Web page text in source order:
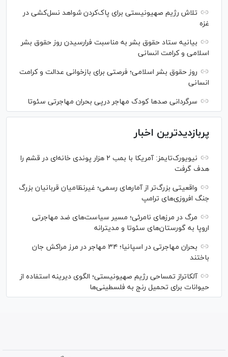
تلاش رژیم صهیونیستی برای پاک‌کردن شواهد نسل‌کشی در
غزه
بیانیه ستاد حقوق بشر به مناسبت فرارسیدن روز حقوق بشر
اسلامی و کرامت انسانی
روز حقوق بشر اسلامی؛ فرصتی برای بازخوانی عدالت و کرامت
انسانی
سرگردانی صد‌ها کودک مهاجر درپی بحران مهاجرتی سئوتا
پربازدیدترین اخبار
نیویورک‌تایمز: آمریکا با بمب ۲ هزار پوندی خانه‌ای در قشم را
هدف گرفت
واقعیتی بزرگ‌تر از آمار‌های رسمی؛ غیرنظامیان قربانیان بزرگ
جنگ افروزی‌های ترامپ
مرگ در مرز‌های نامرئی؛ مسیر سیاست‌های ضد مهاجرتی
اروپا به گورستان‌های سئوتا و مدیترانه
بحران مهاجرتی در اسپانیا؛ ۳۴ مهاجر در مرز مراکش جان
باختند
آلکاتراز تمساحی رژیم صهیونیستی؛ الگوی دیرینه استفاده از
حیوانات برای تحمیل رنج به فلسطینی‌ها